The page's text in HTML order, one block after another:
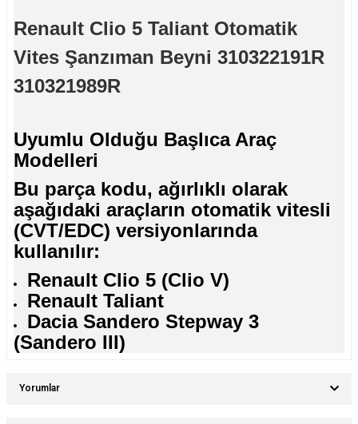
Renault Clio 5 Taliant Otomatik
Vites Şanzıman Beyni 310322191R
310321989R
Uyumlu Olduğu Başlıca Araç
Modelleri
Bu parça kodu, ağırlıklı olarak
aşağıdaki araçların otomatik vitesli
(CVT/EDC) versiyonlarında
kullanılır:
Renault Clio 5 (Clio V)
Renault Taliant
Dacia Sandero Stepway 3
(Sandero III)
Yorumlar